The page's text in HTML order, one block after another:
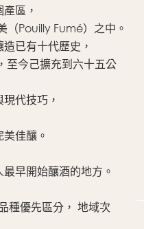
區，
Pouilly Fumé）之中。
已有十代歷史，
至今己擴充到六十五公
代技巧，
佳釀。
早開始釀酒的地方。
種優先區分， 地域次